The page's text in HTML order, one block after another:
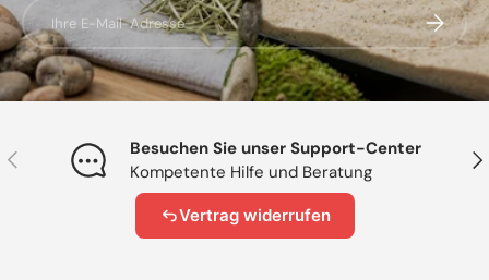
Vorherige
Besuchen Sie unser Support-Center
Kompetente Hilfe und Beratung
Vertrag widerrufen